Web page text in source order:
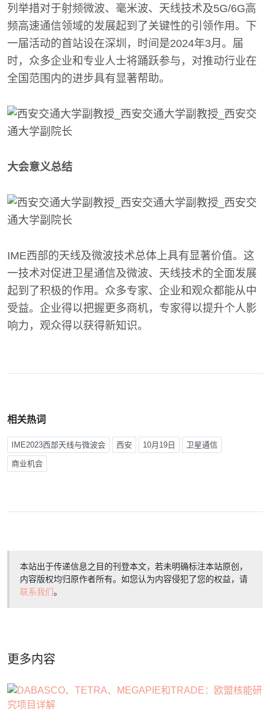
列举措对于射频微波、毫米波、天线技术及5G/6G高
频高速通信领域的发展起到了关键性的引领作用。下
一届活动的首站设在深圳，时间是2024年3月。届
时，众多企业和专业人士将踊跃参与，对推动行业在
全国范围内的进步具有显著帮助。
大会意义总结
IME西部的天线及微波技术总体上具有显著价值。这
一技术对促进卫星通信及微波、天线技术的全面发展
起到了积极的作用。众多专家、企业和观众都能从中
受益。企业得以把握更多商机，专家得以提升个人影
响力，观众得以获得新知识。
相关热词
IME2023西部天线与微波会 西安 10月19日 卫星通信
商业机会
本站出于传递信息之目的刊登本文，若未明确标注本站原创，
内容版权均归原作者所有。如您认为内容侵犯了您的权益，请
联系我们。
更多内容